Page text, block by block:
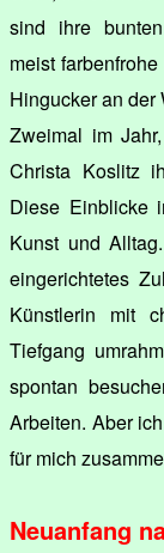
sind ihre
meist
Hingucker an der
Zweimal im
Christa Koslitz
Diese Einblicke
Kunst und
eingerichtetes
Künstlerin mit
Tiefgang
spontan
Arbeiten. Aber
für mich
Neuanfang